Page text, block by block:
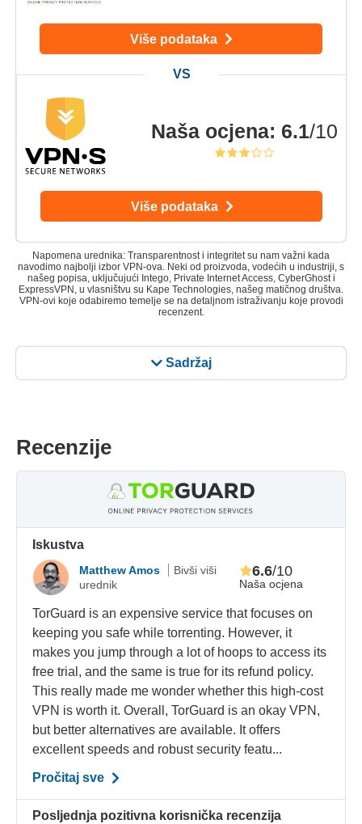
Sadržaj
Više podataka
Naša ocjena: 6.1/10
Više podataka
Napomena urednika: Transparentnost i integritet su nam važni kada
navodimo najbolji izbor VPN-ova. Neki od proizvoda, vodećih u industriji, s
našeg popisa, uključujući Intego, Private Internet Access, CyberGhost i
ExpressVPN, u vlasništvu su Kape Technologies, našeg matičnog društva.
VPN-ovi koje odabiremo temelje se na detaljnom istraživanju koje provodi
recenzent.
Recenzije
Iskustva
Matthew Amos
Bivši viši
urednik
Naša ocjena
6.6/10
TorGuard is an expensive service that focuses on
keeping you safe while torrenting. However, it
makes you jump through a lot of hoops to access its
free trial, and the same is true for its refund policy.
This really made me wonder whether this high-cost
VPN is worth it. Overall, TorGuard is an okay VPN,
but better alternatives are available. It offers
excellent speeds and robust security featu...
Pročitaj sve
Posljednja pozitivna korisnička recenzija